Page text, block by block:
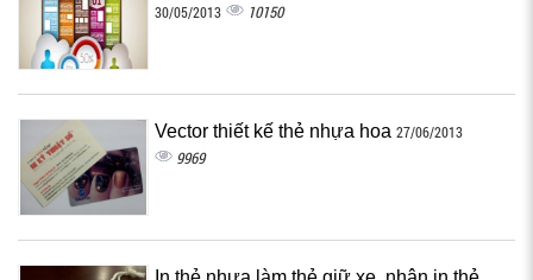
30/05/2013 10150
Vector thiết kế thẻ nhựa hoa 27/06/2013
9969